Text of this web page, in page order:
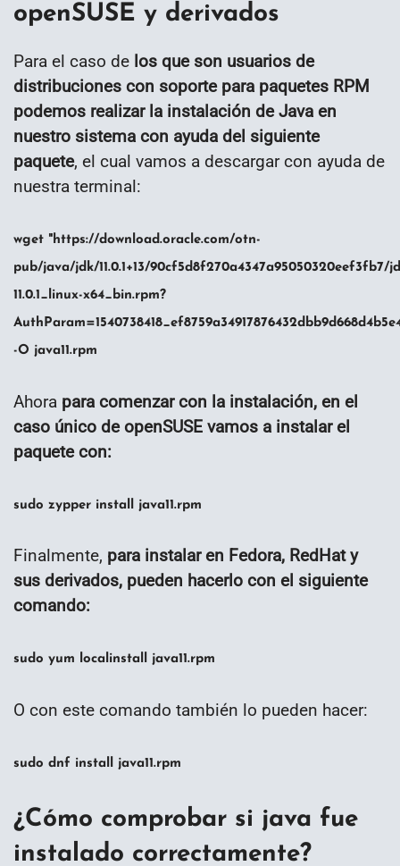
openSUSE y derivados
Para el caso de los que son usuarios de
distribuciones con soporte para paquetes RPM
podemos realizar la instalación de Java en
nuestro sistema con ayuda del siguiente
paquete, el cual vamos a descargar con ayuda de
nuestra terminal:
wget "https://download.oracle.com/otn-
pub/java/jdk/11.0.1+13/90cf5d8f270a4347a95050320eef3fb7/
11.0.1_linux-x64_bin.rpm?
-O java11.rpm
Ahora para comenzar con la instalación, en el
caso único de openSUSE vamos a instalar el
paquete con:
sudo zypper install java11.rpm
Finalmente, para instalar en Fedora, RedHat y
sus derivados, pueden hacerlo con el siguiente
comando:
sudo yum localinstall java11.rpm
O con este comando también lo pueden hacer:
sudo dnf install java11.rpm
¿Cómo comprobar si java fue
instalado correctamente?